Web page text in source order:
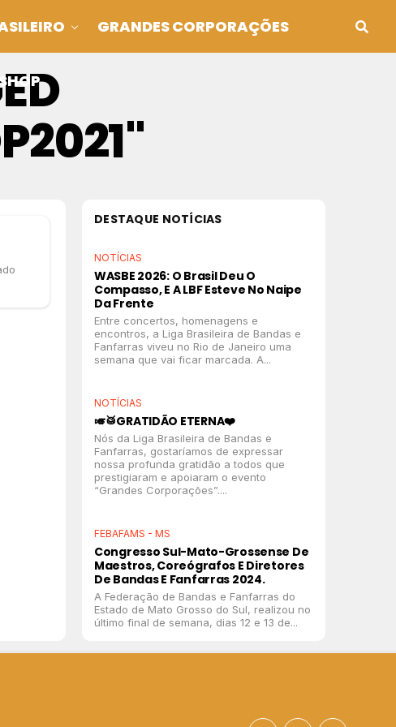
GRANDES CORPORAÇÕES
DESTAQUE NOTÍCIAS
NOTÍCIAS
WASBE 2026: O Brasil Deu O
Compasso, E A LBF Esteve No Naipe
Da Frente
Entre concertos, homenagens e
encontros, a Liga Brasileira de Bandas e
Fanfarras viveu no Rio de Janeiro uma
semana que vai ficar marcada. A...
NOTÍCIAS
🎺🥁GRATIDÃO ETERNA❤️
Nós da Liga Brasileira de Bandas e
Fanfarras, gostaríamos de expressar
nossa profunda gratidão a todos que
prestigiaram e apoiaram o evento
“Grandes Corporações”....
FEBAFAMS - MS
Congresso Sul-Mato-Grossense De
Maestros, Coreógrafos E Diretores
De Bandas E Fanfarras 2024.
A Federação de Bandas e Fanfarras do
Estado de Mato Grosso do Sul, realizou no
último final de semana, dias 12 e 13 de...